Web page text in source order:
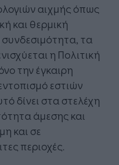
αιχμής όπως
και θερμική
συνδεσιμότητα, τα
η Πολιτική
την έγκαιρη
εστιών
δίνει στα στελέχη
άμεσης και
και σε
περιοχές.